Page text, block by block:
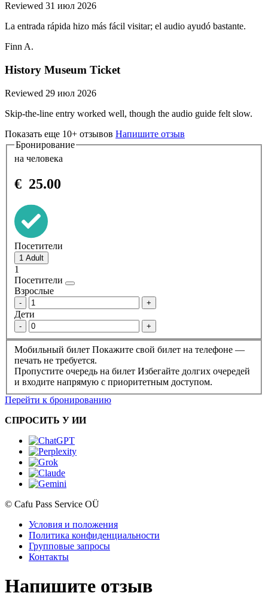
Reviewed 31 июл 2026
La entrada rápida hizo más fácil visitar; el audio ayudó bastante.
Finn A.
History Museum Ticket
Reviewed 29 июл 2026
Skip-the-line entry worked well, though the audio guide felt slow.
Показать еще 10+ отзывов Напишите отзыв
Бронирование
на человека
€ 25.00
Посетители
1
Посетители
Взрослые
- +
Дети
- +
Мобильный билет Покажите свой билет на телефоне —
печать не требуется.
Пропустите очередь на билет Избегайте долгих очередей
и входите напрямую с приоритетным доступом.
Перейти к бронированию
СПРОСИТЬ У ИИ
© Cafu Pass Service OÜ
Условия и положения
Политика конфиденциальности
Групповые запросы
Контакты
Напишите отзыв